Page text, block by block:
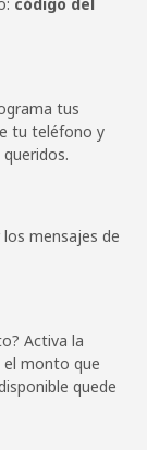
⁦$10⁩ -
tus
tu teléfono y
mensajes de
Activa la
el monto que
quede